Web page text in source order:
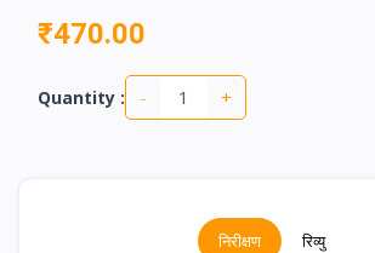
₹470.00
Quantity : - +
निरीक्षण रिव्यु